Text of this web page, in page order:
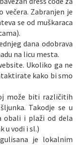
Zabranjen je
se od muškaraca
dana odobrava
na licu mesta.
Ukoliko ga ne
kako bi smo
može biti različitih
Takodje se u
obali i plaži od dela
u vodi i sl.)
je lokalnim